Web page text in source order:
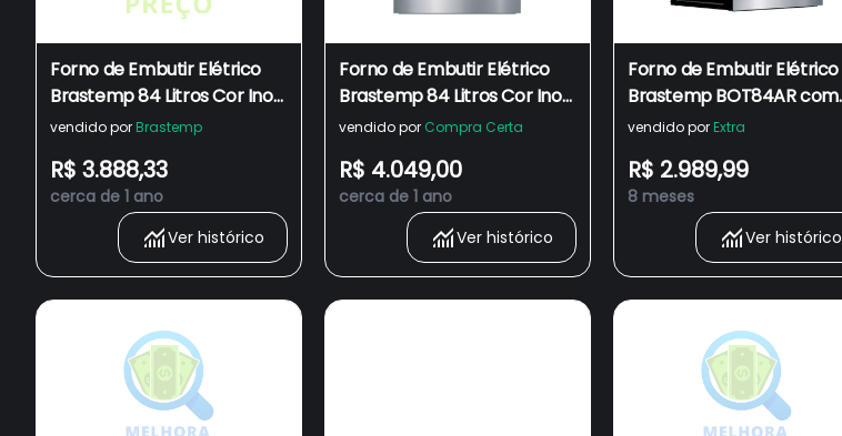
Forno de Embutir Elétrico
Brastemp 84 Litros Cor Inox
com Convecção e
- BOT84AR
vendido por Brastemp
R$ 3.888,33
cerca de 1 ano
Ver histórico
Forno de Embutir Elétrico
Brastemp 84 Litros Cor Inox
com Convecção e
- BOT84AR
vendido por Compra Certa
R$ 4.049,00
cerca de 1 ano
Ver histórico
Forno de Embutir Elétrico
Brastemp BOT84AR com
Convecção e Termômetro
vendido por Extra
R$ 2.989,99
8 meses
Ver histórico